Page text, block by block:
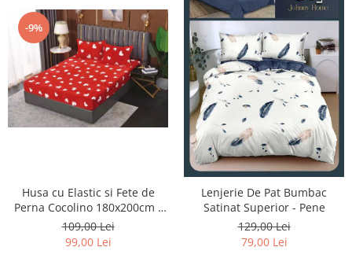
-9%
Husa cu Elastic si Fete de
Perna Cocolino 180x200cm -
Little Hearts
109,00 Lei
99,00 Lei
Lenjerie De Pat Bumbac
Satinat Superior - Pene
129,00 Lei
79,00 Lei